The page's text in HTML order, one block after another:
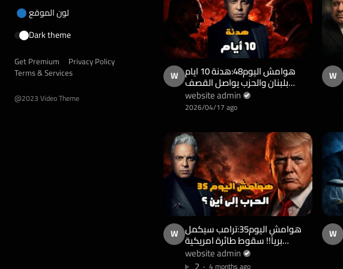
لون الموقع
Dark theme
Get Premium Privacy Policy
Terms & Services
@2023 Video Theme
W هوامش اليوم48:هدنة 10 ايام
بلبنان والحزب يواصل القصف
ونتنياهو:سنبقى في الجنوب!!
وترامب يلاعب الاقتصاد
website admin
2026/04/17 ago
W
W هوامش اليوم35:ترامب سيكمل
برياً!! سقوط طائرة امريكية
وطيار مفقود!!ايران: نرفض
website admin
W